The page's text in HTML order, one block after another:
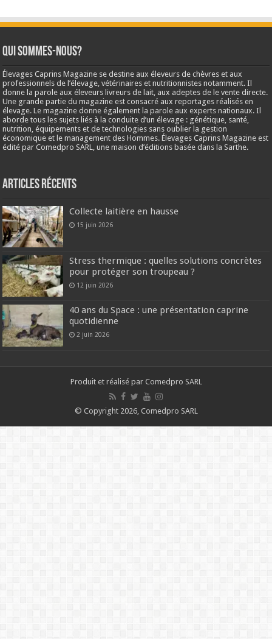
Qui sommes-nous?
Élevages Caprins Magazine se destine aux éleveurs de chèvres et aux
professionnels de l’élevage, vétérinaires et nutritionnistes notamment. Il
donne la parole aux éleveurs livreurs de lait, aux adeptes de le vente directe.
Une grande partie du magazine est consacré aux reportages réalisés en
élevage. Le magazine donne également la parole aux experts nationaux. Il
aborde tous les sujets liés à la conduite d’un élevage : génétique, santé,
nutrition, équipements et de technologies sans oublier la gestion
économique et le management des Hommes. Élevages Caprins Magazine est
édité par Comedpro SARL, une maison d’éditions basée dans la Sarthe.
Articles récents
Collecte laitière en hausse
15 juin 2026
Stress thermique : quelles solutions concrètes
pour protéger son troupeau ?
12 juin 2026
40 ans du Space : une présentation caprine
quotidienne
2 juin 2026
Produit et réalisé par Comedpro SARL
© Copyright 2026, Comedpro SARL